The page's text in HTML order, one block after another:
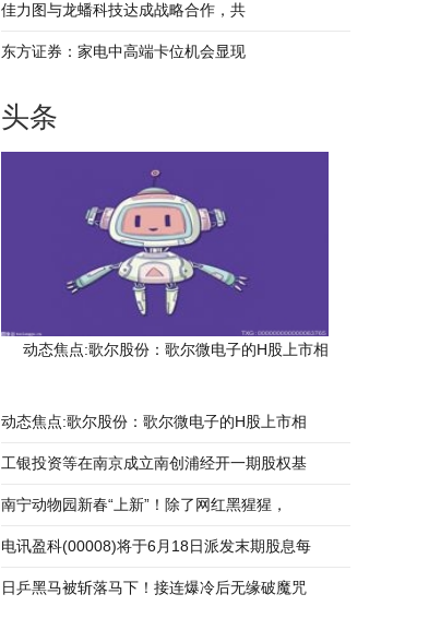
佳力图与龙蟠科技达成战略合作，共
东方证券：家电中高端卡位机会显现
头条
动态焦点:歌尔股份：歌尔微电子的H股上市相
动态焦点:歌尔股份：歌尔微电子的H股上市相
工银投资等在南京成立南创浦经开一期股权基
南宁动物园新春“上新”！除了网红黑猩猩，
电讯盈科(00008)将于6月18日派发末期股息每
日乒黑马被斩落马下！接连爆冷后无缘破魔咒